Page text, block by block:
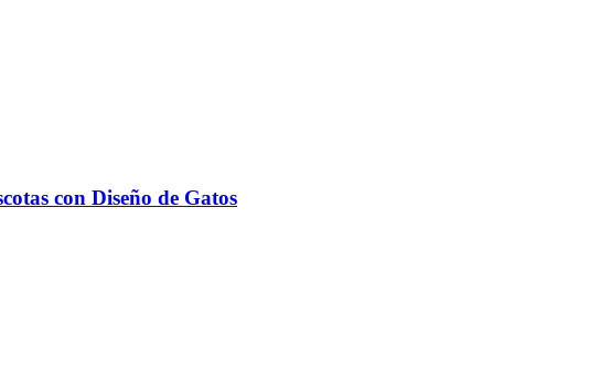
con Diseño de Gatos